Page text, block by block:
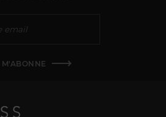
M'ABONNE